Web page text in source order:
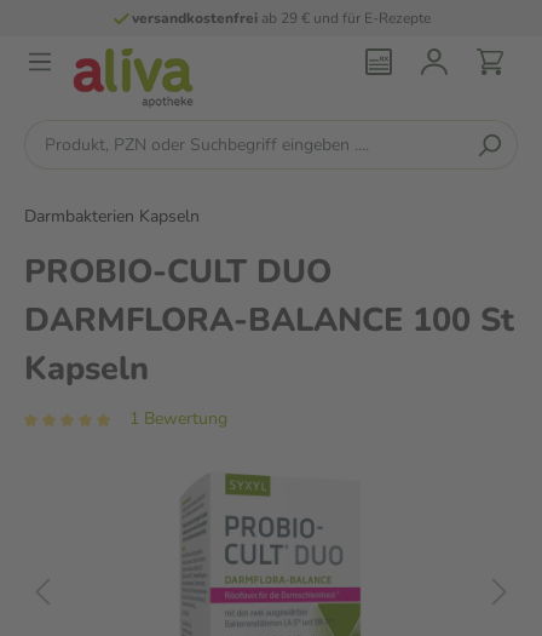
versandkostenfreiab 29 € und für E-Rezepte
Darmbakterien Kapseln
PROBIO-CULT DUO
DARMFLORA-BALANCE 100 St
Kapseln
1 Bewertung